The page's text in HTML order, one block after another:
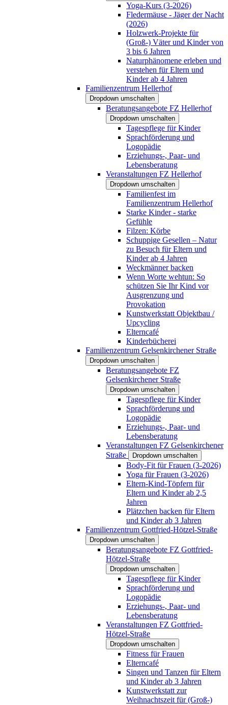
Yoga-Kurs (3-2026)
Fledermäuse - Jäger der Nacht
(2026)
Holzwerk-Projekte für
(Groß-) Väter und Kinder von
3 bis 6 Jahren
Naturphänomene erleben und
verstehen für Eltern und
Kinder ab 4 Jahren
Familienzentrum Hellerhof
Dropdown umschalten
Beratungsangebote FZ Hellerhof
Dropdown umschalten
Tagespflege für Kinder
Sprachförderung und
Logopädie
Erziehungs-, Paar- und
Lebensberatung
Veranstaltungen FZ Hellerhof
Dropdown umschalten
Familienfest im
Familienzentrum Hellerhof
Starke Kinder - starke
Gefühle
Filzen: Körbe
Schuppige Gesellen – Natur
zu Besuch für Eltern und
Kinder ab 4 Jahren
Weckmänner backen
Wenn Worte wehtun: So
schützen Sie Ihr Kind vor
Ausgrenzung und
Provokation
Kunstwerkstatt Objektbau /
Upcycling
Elterncafé
Kinderbücherei
Familienzentrum Gelsenkirchener Straße
Dropdown umschalten
Beratungsangebote FZ
Gelsenkirchener Straße
Dropdown umschalten
Tagespflege für Kinder
Sprachförderung und
Logopädie
Erziehungs-, Paar- und
Lebensberatung
Veranstaltungen FZ Gelsenkirchener
Straße
Dropdown umschalten
Body-Fit für Frauen (3-2026)
Yoga für Frauen (3-2026)
Eltern-Kind-Töpfern für
Eltern und Kinder ab 2,5
Jahren
Plätzchen backen für Eltern
und Kinder ab 3 Jahren
Familienzentrum Gottfried-Hötzel-Straße
Dropdown umschalten
Beratungsangebote FZ Gottfried-
Hötzel-Straße
Dropdown umschalten
Tagespflege für Kinder
Sprachförderung und
Logopädie
Erziehungs-, Paar- und
Lebensberatung
Veranstaltungen FZ Gottfried-
Hötzel-Straße
Dropdown umschalten
Fitness für Frauen
Elterncafé
Singen und Tanzen für Eltern
und Kinder ab 3 Jahren
Kunstwerkstatt zur
Weihnachtszeit für (Groß-)